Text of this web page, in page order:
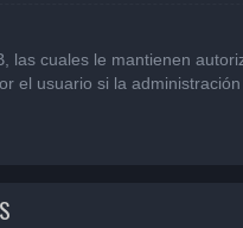
las cuales le mantienen
el usuario si la